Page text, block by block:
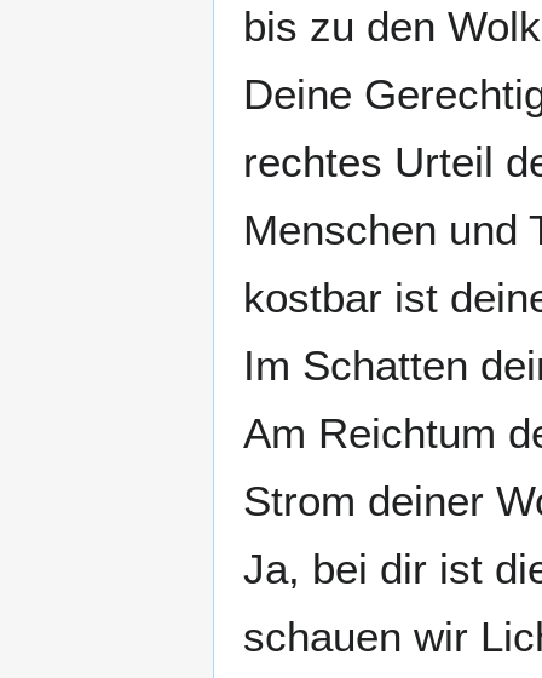
bis zu den
Deine
rechtes Urteil
Menschen und
kostbar ist
Im Schatten
Am Reichtum
Strom deiner
Ja, bei dir ist
schauen wir